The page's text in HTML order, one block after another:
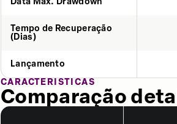
Tempo de Recuperação
(Dias)
Lançamento
CARACTERÍSTICAS
Comparação